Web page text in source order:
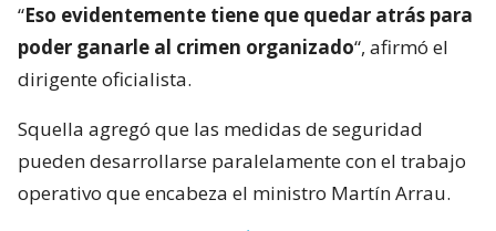
“Eso evidentemente tiene que quedar atrás para
poder ganarle al crimen organizado“, afirmó el
dirigente oficialista.
Squella agregó que las medidas de seguridad
pueden desarrollarse paralelamente con el trabajo
operativo que encabeza el ministro Martín Arrau.